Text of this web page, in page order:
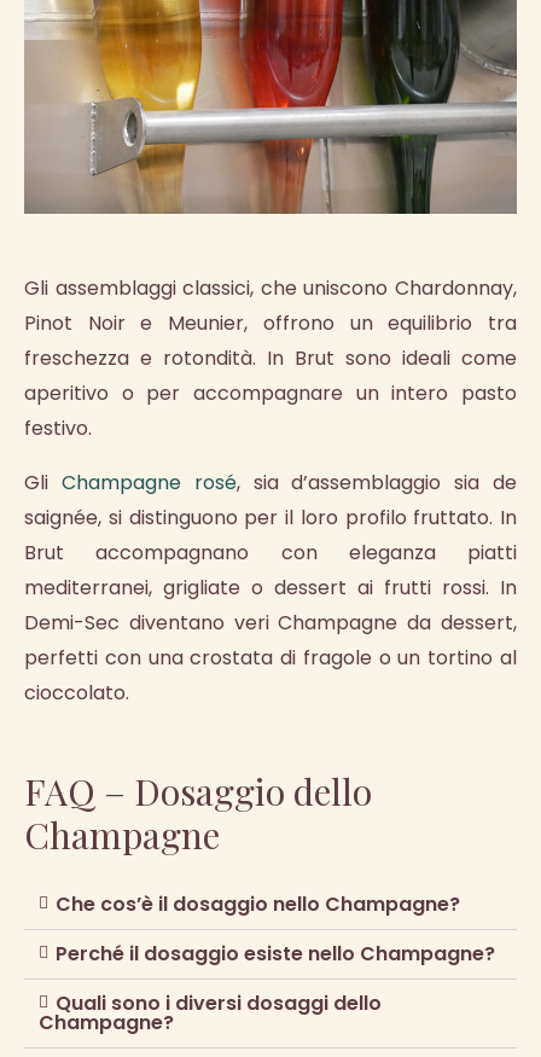
Gli assemblaggi classici, che uniscono Chardonnay,
Pinot Noir e Meunier, offrono un equilibrio tra
freschezza e rotondità. In Brut sono ideali come
aperitivo o per accompagnare un intero pasto
festivo.
Gli Champagne rosé, sia d’assemblaggio sia de
saignée, si distinguono per il loro profilo fruttato. In
Brut accompagnano con eleganza piatti
mediterranei, grigliate o dessert ai frutti rossi. In
Demi-Sec diventano veri Champagne da dessert,
perfetti con una crostata di fragole o un tortino al
cioccolato.
FAQ – Dosaggio dello
Champagne
Che cos’è il dosaggio nello Champagne?
Perché il dosaggio esiste nello Champagne?
Quali sono i diversi dosaggi dello
Champagne?